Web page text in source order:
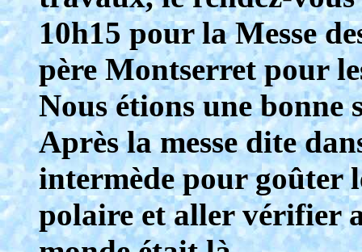
10h15 pour la Messe
père Montserret pour
Nous étions une bonne
Après la messe dite
intermède pour goûter
polaire et aller vérifier